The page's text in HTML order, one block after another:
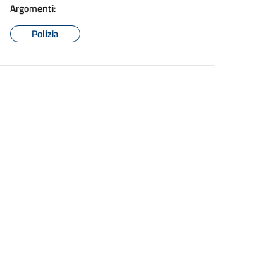
Argomenti:
Polizia